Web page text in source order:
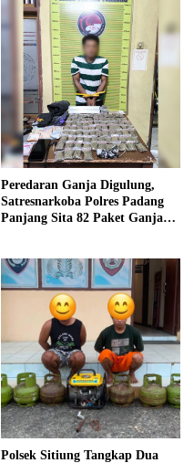
Peredaran Ganja Digulung,
Satresnarkoba Polres Padang
Panjang Sita 82 Paket Ganja
Polsek Sitiung Tangkap Dua